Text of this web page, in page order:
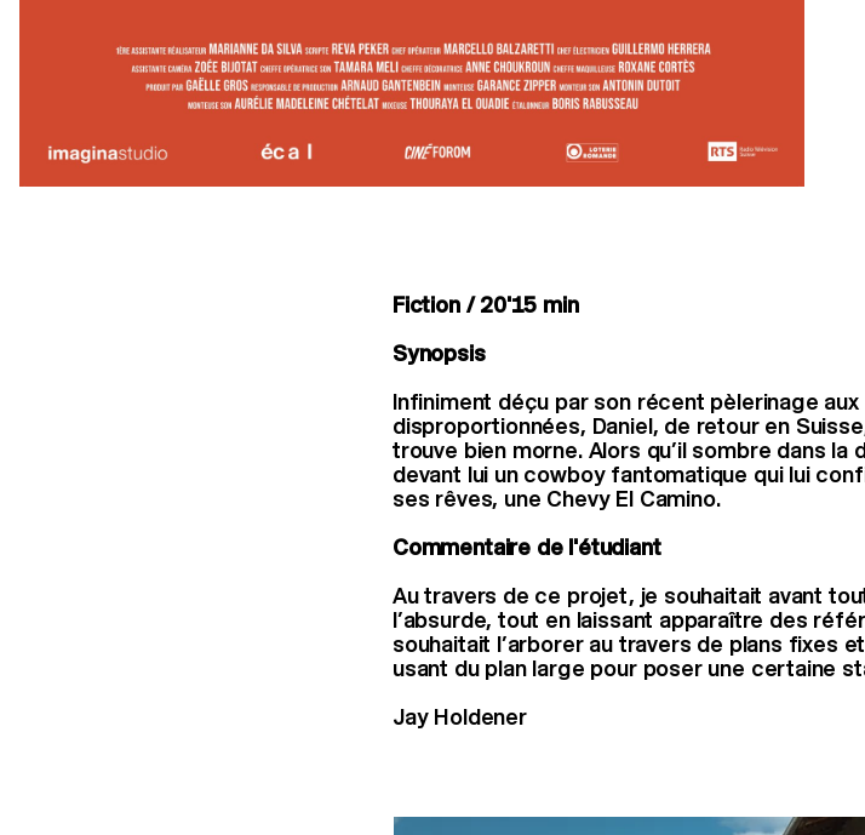
Fiction / 20'15 min
Synopsis
Infiniment déçu par son récent pèlerinage
disproportionnées, Daniel, de retour en
trouve bien morne. Alors qu’il sombre dans la
devant lui un cowboy fantomatique qui lui
ses rêves, une Chevy El Camino.
Commentaire de l'étudiant
Au travers de ce projet, je souhaitait avant
l’absurde, tout en laissant apparaître des
souhaitait l’arborer au travers de plans fixes
usant du plan large pour poser une certaine
Jay Holdener